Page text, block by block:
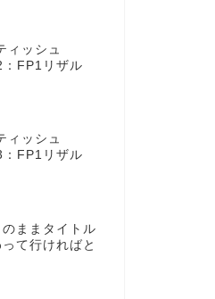
ィッシュ
FP1リザル
ィッシュ
FP1リザル
ままタイトル
て行ければと